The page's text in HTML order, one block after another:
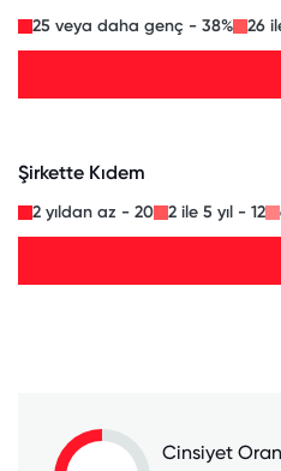
25 veya daha genç - 38% 26
Şirkette Kıdem
2 yıldan az - 20 2 ile 5 yıl - 12
Cinsiyet